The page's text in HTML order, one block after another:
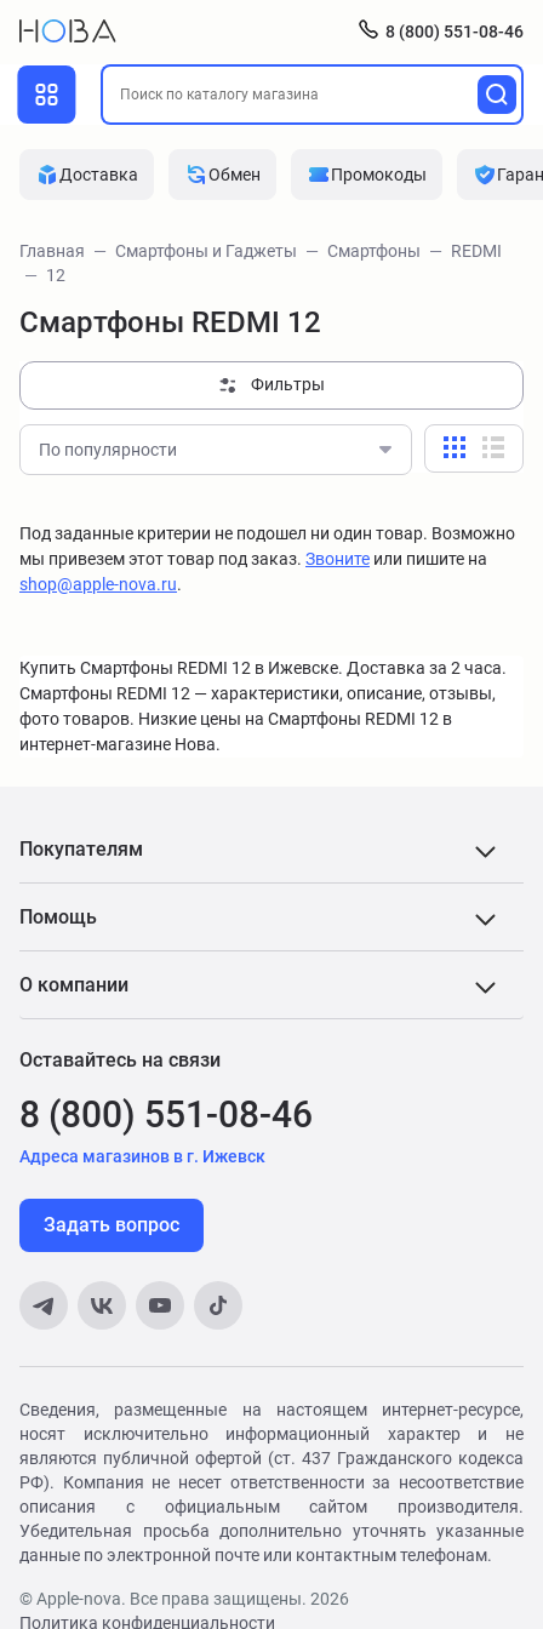
8 (800) 551-08-46
Доставка Обмен Промокоды
Главная Смартфоны и Гаджеты Смартфоны
REDMI
12
Смартфоны REDMI 12
Фильтры
По популярности
Под заданные критерии не подошел ни один товар. Возможно
мы привезем этот товар под заказ. Звоните или пишите на
shop@apple-nova.ru.
Купить Смартфоны REDMI 12 в Ижевске. Доставка за 2 часа.
Смартфоны REDMI 12 — характеристики, описание, отзывы,
фото товаров. Низкие цены на Смартфоны REDMI 12 в
интернет-магазине Нова.
Покупателям
Помощь
О компании
Оставайтесь на связи
8 (800) 551-08-46
Адреса магазинов в г. Ижевск
Задать вопрос
Сведения, размещенные на настоящем интернет-ресурсе,
носят исключительно информационный характер и не
являются публичной офертой (ст. 437 Гражданского кодекса
РФ). Компания не несет ответственности за несоответствие
описания с официальным сайтом производителя.
Убедительная просьба дополнительно уточнять указанные
данные по электронной почте или контактным телефонам.
© Apple-nova. Все права защищены. 2026
Политика конфиденциальности